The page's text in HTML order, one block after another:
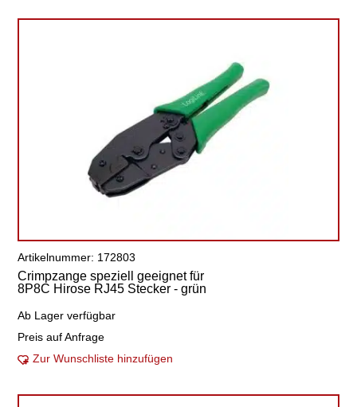
Artikelnummer: 172803
Crimpzange speziell geeignet für
8P8C Hirose RJ45 Stecker - grün
Ab Lager verfügbar
Preis auf Anfrage
Zur Wunschliste hinzufügen